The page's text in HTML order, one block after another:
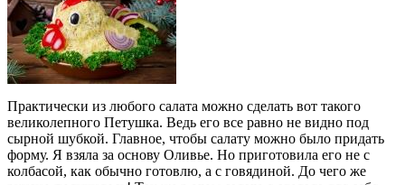
Практически из любого салата можно сделать вот такого
великолепного Петушка. Ведь его все равно не видно под
сырной шубкой. Главное, чтобы салату можно было придать
форму. Я взяла за основу Оливье. Но приготовила его не с
колбасой, как обычно готовлю, а с говядиной. До чего же